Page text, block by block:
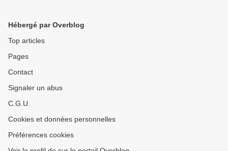
Hébergé par Overblog
Top articles
Pages
Contact
Signaler un abus
C.G.U.
Cookies et données personnelles
Préférences cookies